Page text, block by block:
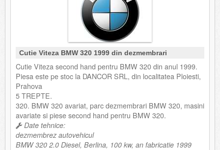
Cutie Viteza BMW 320 1999 din dezmembrari
Cutie Viteza second hand pentru BMW 320 din anul 1999.
Piesa este pe stoc la DANCOR SRL, din localitatea Ploiesti,
Prahova
5 TREPTE.
320. BMW 320 avariat, parc dezmembrari BMW 320, masini
avariate si piese second hand pentru BMW 320.
Date tehnice:
dezmembrez autovehicul
BMW 320 2.0 Diesel, Berlina, 100 kw, an fabricatie 1999